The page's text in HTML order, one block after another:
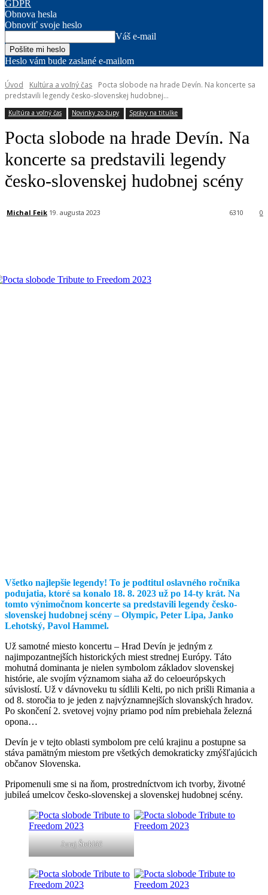
GDPR
Obnova hesla
Obnoviť svoje heslo
Váš e-mail
Heslo vám bude zaslané e-mailom
Úvod Kultúra a voľný čas
Pocta slobode na hrade Devín. Na koncerte sa
predstavili legendy česko-slovenskej hudobnej...
Kultúra a voľný čas Novinky zo župy Správy na titulke
Pocta slobode na hrade Devín. Na
koncerte sa predstavili legendy
česko-slovenskej hudobnej scény
Michal Feik 19. augusta 2023 0
6310
Všetko najlepšie legendy! To je podtitul oslavného ročníka
podujatia, ktoré sa konalo 18. 8. 2023 už po 14-ty krát. Na
tomto výnimočnom koncerte sa predstavili legendy česko-
slovenskej hudobnej scény – Olympic, Peter Lipa, Janko
Lehotský, Pavol Hammel.
Už samotné miesto koncertu – Hrad Devín je jedným z
najimpozantnejších historických miest strednej Európy. Táto
mohutná dominanta je nielen symbolom základov slovenskej
histórie, ale svojím významom siaha až do celoeurópskych
súvislostí. Už v dávnoveku tu sídlili Kelti, po nich prišli Rimania a
od 8. storočia to je jeden z najvýznamnejších slovanských hradov.
Po skončení 2. svetovej vojny priamo pod ním prebiehala železná
opona…
Devín je v tejto oblasti symbolom pre celú krajinu a postupne sa
stáva pamätným miestom pre všetkých demokraticky zmýšľajúcich
občanov Slovenska.
Pripomenuli sme si na ňom, prostredníctvom ich tvorby, životné
jubileá umelcov česko-slovenskej a slovenskej hudobnej scény.
Juraj Štekláč